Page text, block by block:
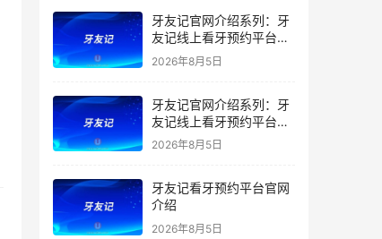
牙友记官网介绍系列：牙
友记线上看牙预约平台落
地同城就诊经验打破未知
2026年8月5日
牙友记官网介绍系列：牙
友记线上看牙预约平台的
优势在哪里？
2026年8月5日
牙友记看牙预约平台官网
介绍
2026年8月5日